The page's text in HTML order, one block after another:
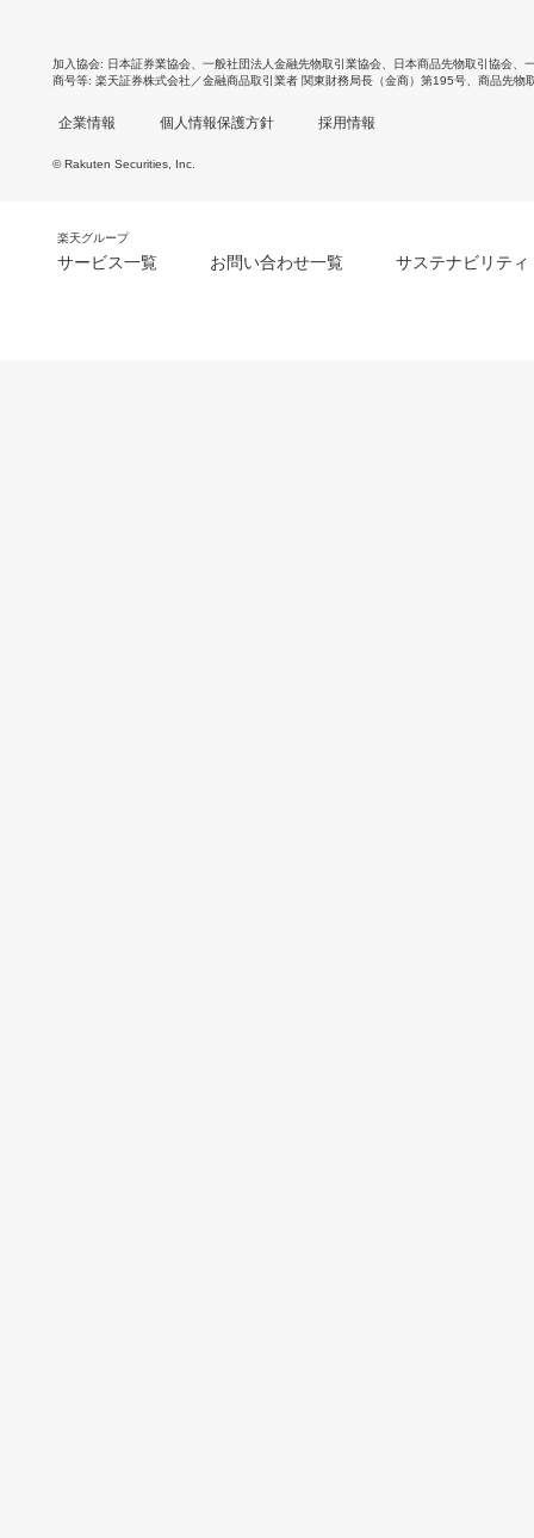
加入協会 日本証券業協会 一般社団法人金融先物取引業協会 日本商品先物取引協会
商号等 楽天証券株式会社／金融商品取引業者 関東財務局長（金商）第195号、商品先物
企業情報 個人情報保護方針 採用情報
© Rakuten Securities, Inc.
楽天グループ
サービス一覧 お問い合わせ一覧 サステナビリティ